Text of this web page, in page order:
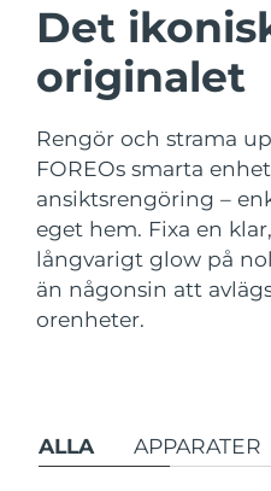
Det
originalet
Rengör och strama
FOREOs smarta
ansiktsrengöring –
eget hem. Fixa en
långvarigt glow på
än någonsin att
orenheter.
ALLA APPARATER
FAQ™ Dual LED Panel
POPULÄR
Specialerbjudanden
USA
Storbritannien
Spanien
Australien
Frankrike
Tyskland
Australien